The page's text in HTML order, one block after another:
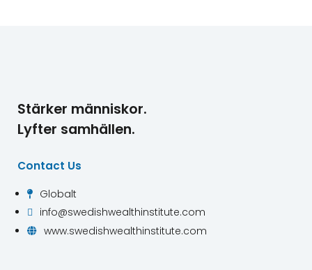
Stärker människor.
Lyfter samhällen.
Contact Us
 Globalt
 info@swedishwealthinstitute.com
 www.swedishwealthinstitute.com